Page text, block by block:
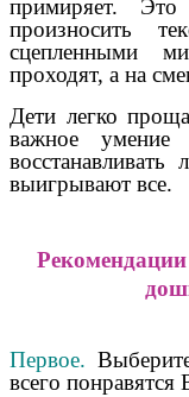
примиряет.
произносить
сцепленными
проходят, а на
Дети легко
важное
выигрывают все.
Первое.
всего